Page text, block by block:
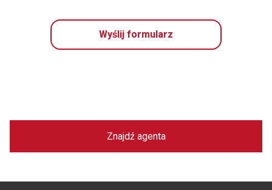
Wyślij formularz
Znajdź agenta